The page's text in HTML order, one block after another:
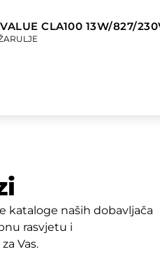
CLA100 13W/827/
kataloge naših dobavljača
rasvjetu i
Vas.